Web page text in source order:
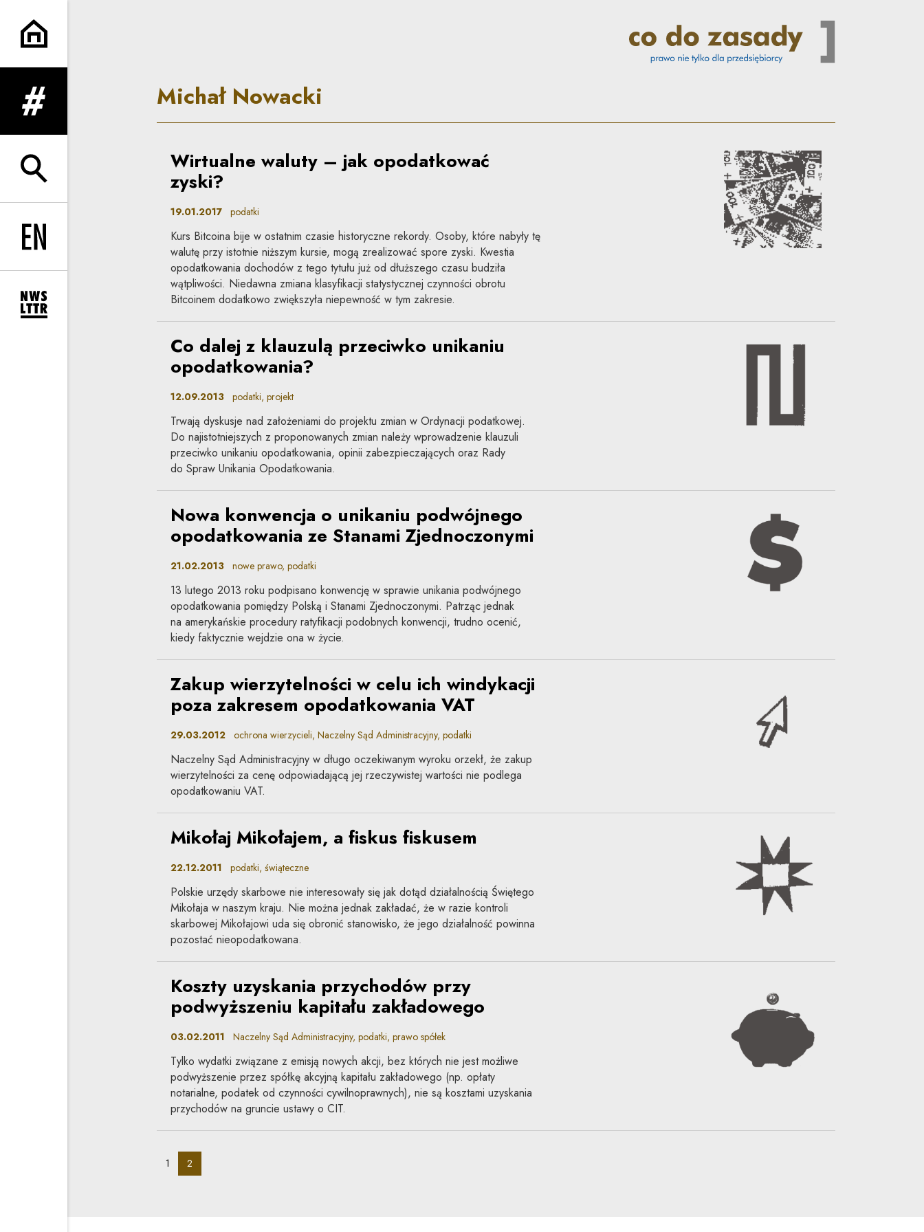
Michał Nowacki | Co do zasady
rozwiń menu
rozwiń wyszukiwarkę
Change language to EN
rozwiń formularz zapisu na newsletter
Michał Nowacki
Wirtualne waluty – jak opodatkować
zyski?
19.01.2017podatki
Kurs Bitcoina bije w ostatnim czasie historyczne rekordy. Osoby, które nabyły tę
walutę przy istotnie niższym kursie, mogą zrealizować spore zyski. Kwestia
opodatkowania dochodów z tego tytułu już od dłuższego czasu budziła
wątpliwości. Niedawna zmiana klasyfikacji statystycznej czynności obrotu
Bitcoinem dodatkowo zwiększyła niepewność w tym zakresie.
Co dalej z klauzulą przeciwko unikaniu
opodatkowania?
12.09.2013podatki, projekt
Trwają dyskusje nad założeniami do projektu zmian w Ordynacji podatkowej.
Do najistotniejszych z proponowanych zmian należy wprowadzenie klauzuli
przeciwko unikaniu opodatkowania, opinii zabezpieczających oraz Rady
do Spraw Unikania Opodatkowania.
Nowa konwencja o unikaniu podwójnego
opodatkowania ze Stanami Zjednoczonymi
21.02.2013nowe prawo, podatki
13 lutego 2013 roku podpisano konwencję w sprawie unikania podwójnego
opodatkowania pomiędzy Polską i Stanami Zjednoczonymi. Patrząc jednak
na amerykańskie procedury ratyfikacji podobnych konwencji, trudno ocenić,
kiedy faktycznie wejdzie ona w życie.
Zakup wierzytelności w celu ich windykacji
poza zakresem opodatkowania VAT
29.03.2012ochrona wierzycieli, Naczelny Sąd Administracyjny, podatki
Naczelny Sąd Administracyjny w długo oczekiwanym wyroku orzekł, że zakup
wierzytelności za cenę odpowiadającą jej rzeczywistej wartości nie podlega
opodatkowaniu VAT.
Mikołaj Mikołajem, a fiskus fiskusem
22.12.2011 podatki, świąteczne
Polskie urzędy skarbowe nie interesowały się jak dotąd działalnością Świętego
Mikołaja w naszym kraju. Nie można jednak zakładać, że w razie kontroli
skarbowej Mikołajowi uda się obronić stanowisko, że jego działalność powinna
pozostać nieopodatkowana.
Koszty uzyskania przychodów przy
podwyższeniu kapitału zakładowego
03.02.2011 Naczelny Sąd Administracyjny, podatki, prawo spółek
Tylko wydatki związane z emisją nowych akcji, bez których nie jest możliwe
podwyższenie przez spółkę akcyjną kapitału zakładowego (np. opłaty
notarialne, podatek od czynności cywilnoprawnych), nie są kosztami uzyskania
przychodów na gruncie ustawy o CIT.
pagination_page:
1 pagination_page:
2